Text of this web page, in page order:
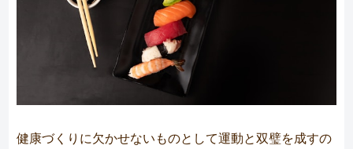
健康づくりに欠かせないものとして運動と双璧を成すの